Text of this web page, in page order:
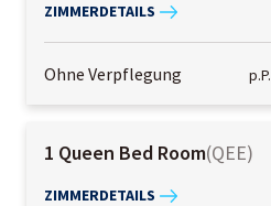
ZIMMERDETAILS
Ohne Verpflegung p.P.
1 Queen Bed Room(QEE)
ZIMMERDETAILS